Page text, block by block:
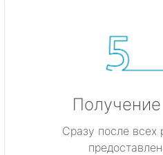
Получение
Сразу после всех